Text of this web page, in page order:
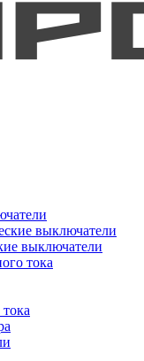
выключатели
выключатели
тока